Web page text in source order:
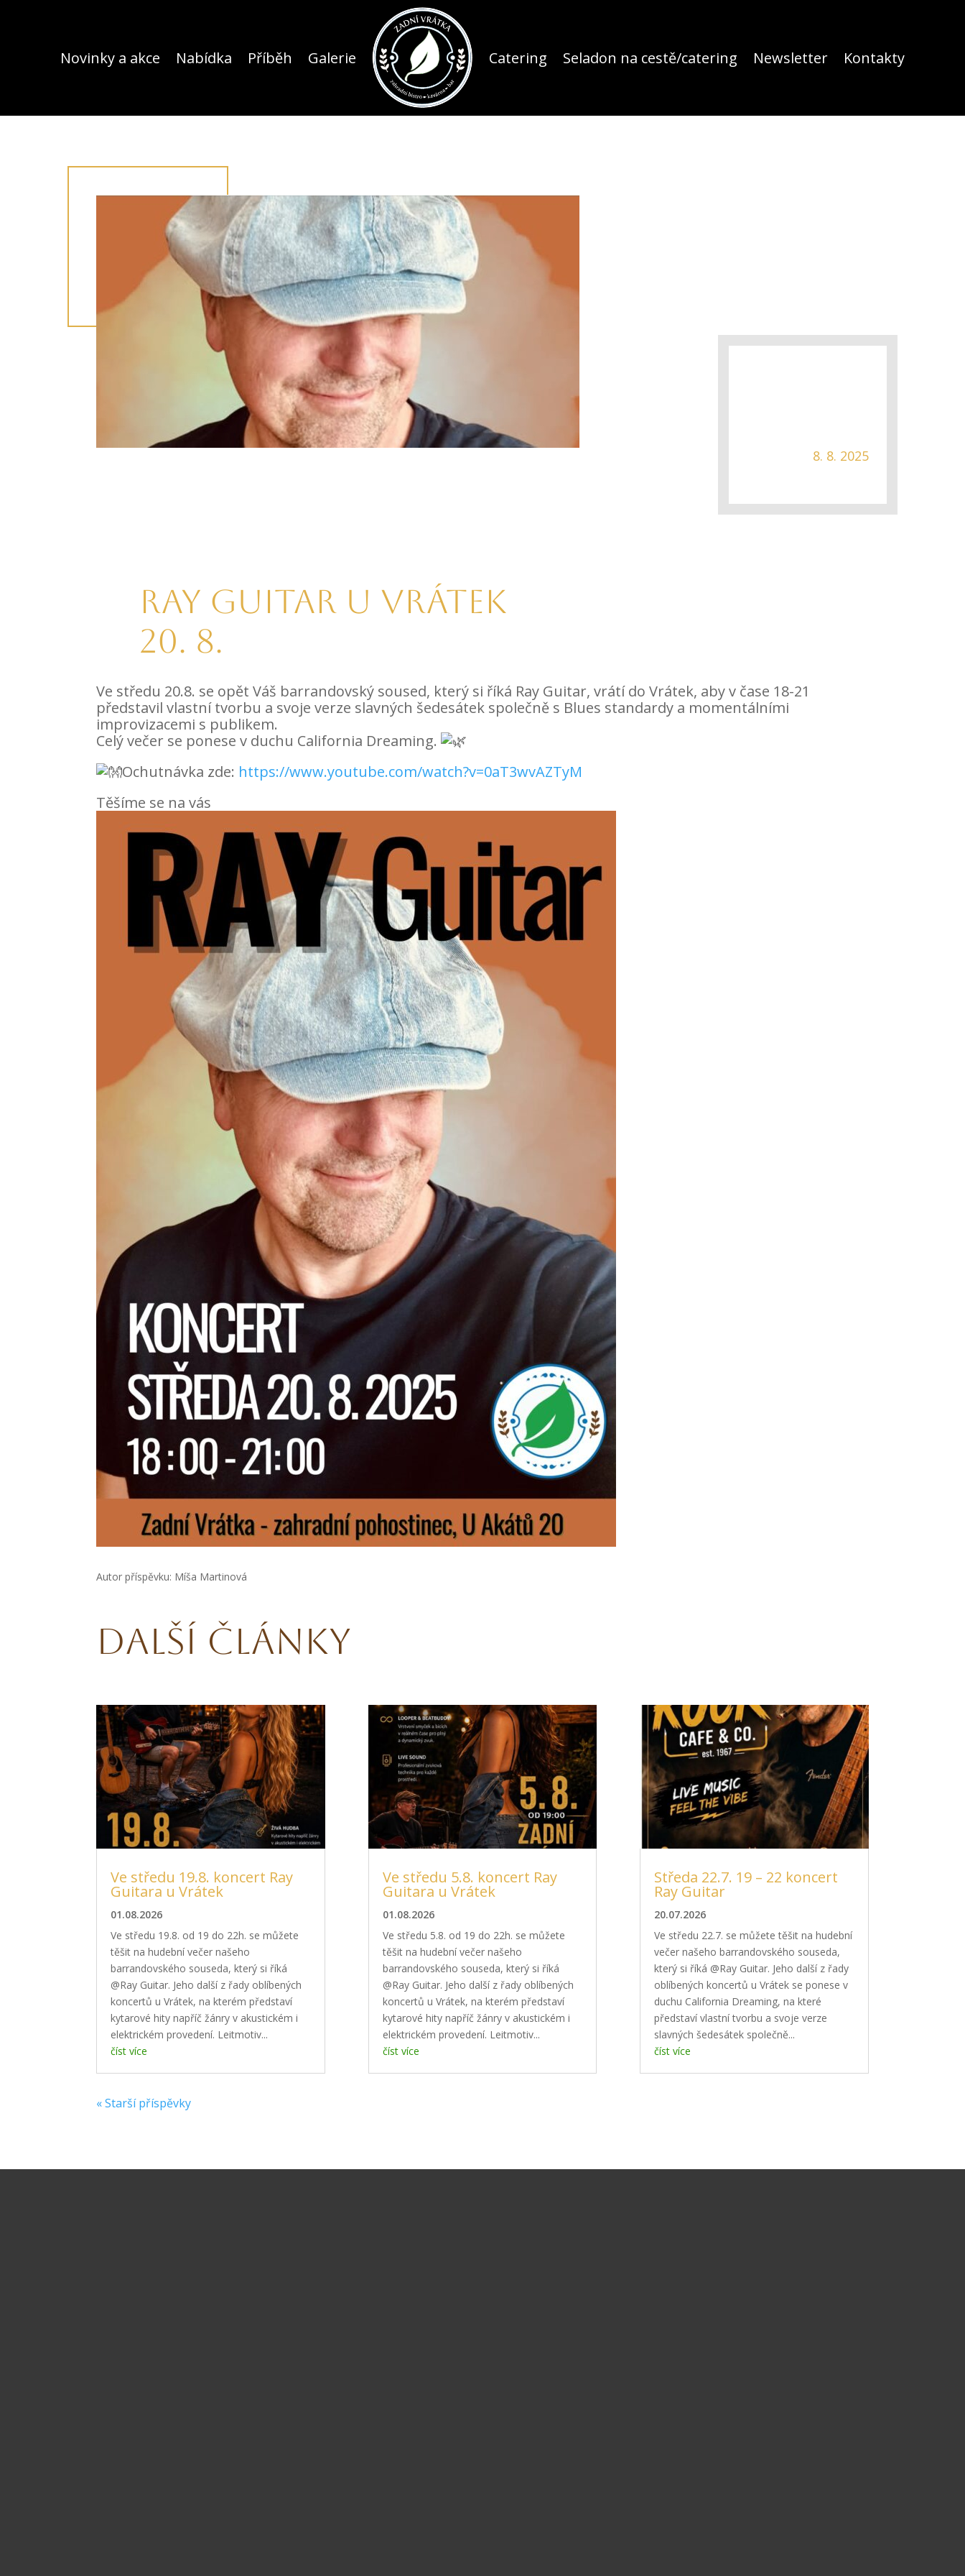
Novinky a akce Nabídka Příběh Galerie Catering Seladon na cestě/catering Newsletter Kontakty
8. 8. 2025
RAY Guitar u Vrátek
20. 8.
Ve středu 20.8. se opět Váš barrandovský soused, který si říká Ray Guitar, vrátí do Vrátek, aby v čase 18-21
představil vlastní tvorbu a svoje verze slavných šedesátek společně s Blues standardy a momentálními
improvizacemi s publikem.
Celý večer se ponese v duchu California Dreaming.
Ochutnávka zde: https://www.youtube.com/watch?v=0aT3wvAZTyM
Těšíme se na vás
Autor příspěvku: Míša Martinová
Další články
Ve středu 19.8. koncert Ray
Guitara u Vrátek
01.08.2026
Ve středu 19.8. od 19 do 22h. se můžete
těšit na hudební večer našeho
barrandovského souseda, který si říká
@Ray Guitar. Jeho další z řady oblíbených
koncertů u Vrátek, na kterém představí
kytarové hity napříč žánry v akustickém i
elektrickém provedení. Leitmotiv...
číst více
Ve středu 5.8. koncert Ray
Guitara u Vrátek
01.08.2026
Ve středu 5.8. od 19 do 22h. se můžete
těšit na hudební večer našeho
barrandovského souseda, který si říká
@Ray Guitar. Jeho další z řady oblíbených
koncertů u Vrátek, na kterém představí
kytarové hity napříč žánry v akustickém i
elektrickém provedení. Leitmotiv...
číst více
Středa 22.7. 19 – 22 koncert
Ray Guitar
20.07.2026
Ve středu 22.7. se můžete těšit na hudební
večer našeho barrandovského souseda,
který si říká @Ray Guitar. Jeho další z řady
oblíbených koncertů u Vrátek se ponese v
duchu California Dreaming, na které
představí vlastní tvorbu a svoje verze
slavných šedesátek společně...
číst více
« Starší příspěvky